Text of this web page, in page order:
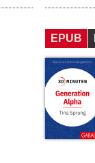
EPUB